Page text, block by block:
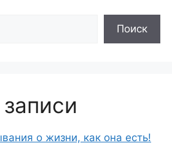
Поиск
о жизни, как она есть!